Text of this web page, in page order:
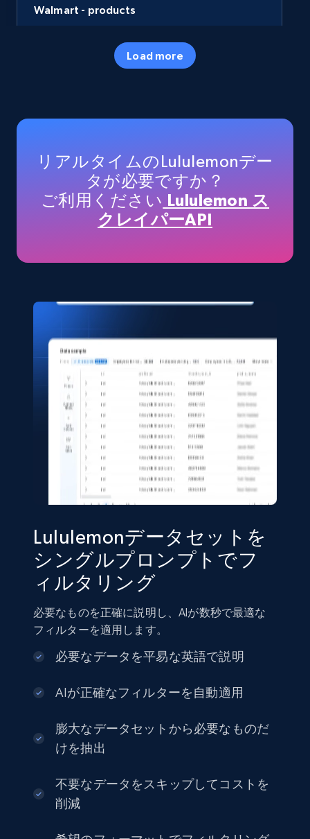
Walmart - products
Specifications, Image urls, Top reviews, and
TikTok Shop
URL, Title, Available, Description, Currency, Initial
5.4K+
Shein- Products
Product name, Description, Initial price, Final
price, Currency, In stock, Color, Size, and more.
eCommerce
Amazon sellers info
Seller id, URL, Seller name, Description, Detailed
info, Stars, Feedbacks, Return policy, and more.
eCommerce
2.5K+ 378+ 今すぐ購入
URL, Product id, Title, Seller name, Seller rating,
Seller reviews, Breadcrumbs, Root category, and
Load more
リアルタイムのLululemonデー
タが必要ですか？
ご利用ください Lululemon ス
クレイパーAPI
Lululemonデータセットを
シングルプロンプトでフ
ィルタリング
必要なものを正確に説明し、AIが数秒で最適な
フィルターを適用します。
必要なデータを平易な英語で説明
AIが正確なフィルターを自動適用
膨大なデータセットから必要なものだ
けを抽出
不要なデータをスキップしてコストを
削減